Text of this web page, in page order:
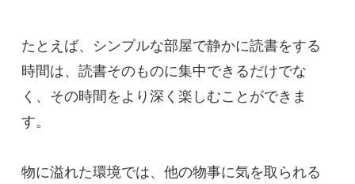
たとえば、シンプルな部屋で静かに読書をする
時間は、読書そのものに集中できるだけでな
く、その時間をより深く楽しむことができま
す。
物に溢れた環境では、他の物事に気を取られる